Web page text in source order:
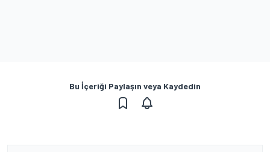
Bu İçeriği Paylaşın veya Kaydedin